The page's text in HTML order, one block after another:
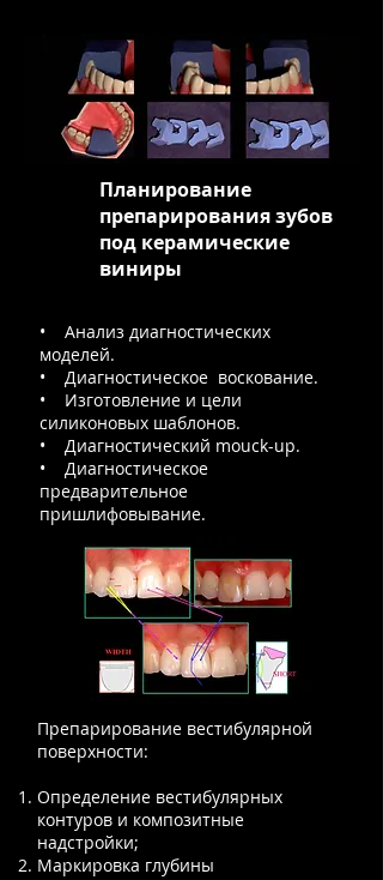
Планирование
препарирования зубов
под керамические
виниры
• Анализ диагностических
моделей.
• Диагностическое воскование.
• Изготовление и цели
силиконовых шаблонов.
• Диагностический mouck-up.
• Диагностическое
предварительное
пришлифовывание.
Препарирование вестибулярной
поверхности:
Определение вестибулярных
контуров и композитные
надстройки;
Маркировка глубины